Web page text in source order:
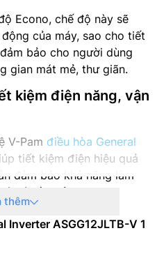
Econo, chế độ này sẽ
của máy, sao cho tiết
bảo cho người dùng
gian mát mẻ, thư giãn.
kiệm điện năng, vận
V-Pam điều hòa General
tiết kiệm điện hiệu quả
đảm bảo khả năng làm
ái và bền bỉ.
thêm
Inverter ASGG12JLTB-V 1